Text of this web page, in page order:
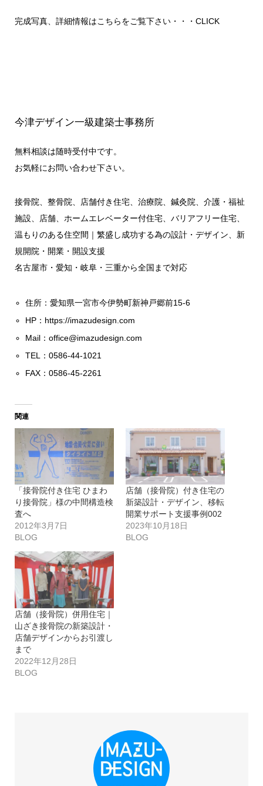
完成写真、詳細情報はこちらをご覧下さい・・・ CLICK
今津デザイン一級建築士事務所
無料相談は随時受付中です。
お気軽にお問い合わせ下さい。
接骨院、整骨院、店舗付き住宅、治療院、鍼灸院、介護・福祉
施設、店舗、ホームエレベーター付住宅、バリアフリー住宅、
温もりのある住空間｜繁盛し成功する為の設計・デザイン、新
規開院・開業・開設支援
名古屋市・愛知・岐阜・三重から全国まで対応
住所：愛知県一宮市今伊勢町新神戸郷前15-6
HP： https://imazudesign.com
Mail：office@imazudesign.com
TEL：0586-44-1021
FAX：0586-45-2261
関連
「接骨院付き住宅 ひまわ
り接骨院」様の中間構造検
査へ
2012年3月7日
BLOG
店舗（接骨院）付き住宅の
新築設計・デザイン、移転
開業サポート支援事例002
2023年10月18日
BLOG
店舗（接骨院）併用住宅｜
山ざき接骨院の新築設計・
店舗デザインからお引渡し
まで
2022年12月28日
BLOG